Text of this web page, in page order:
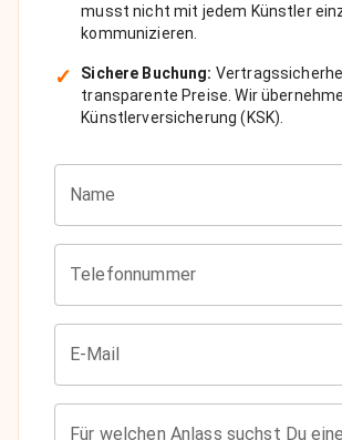
musst nicht mit jedem Künstler
kommunizieren.
✓ Sichere Buchung:
transparente Preise. Wir
Künstlerversicherung (KSK).
Name
Telefonnummer
E-Mail